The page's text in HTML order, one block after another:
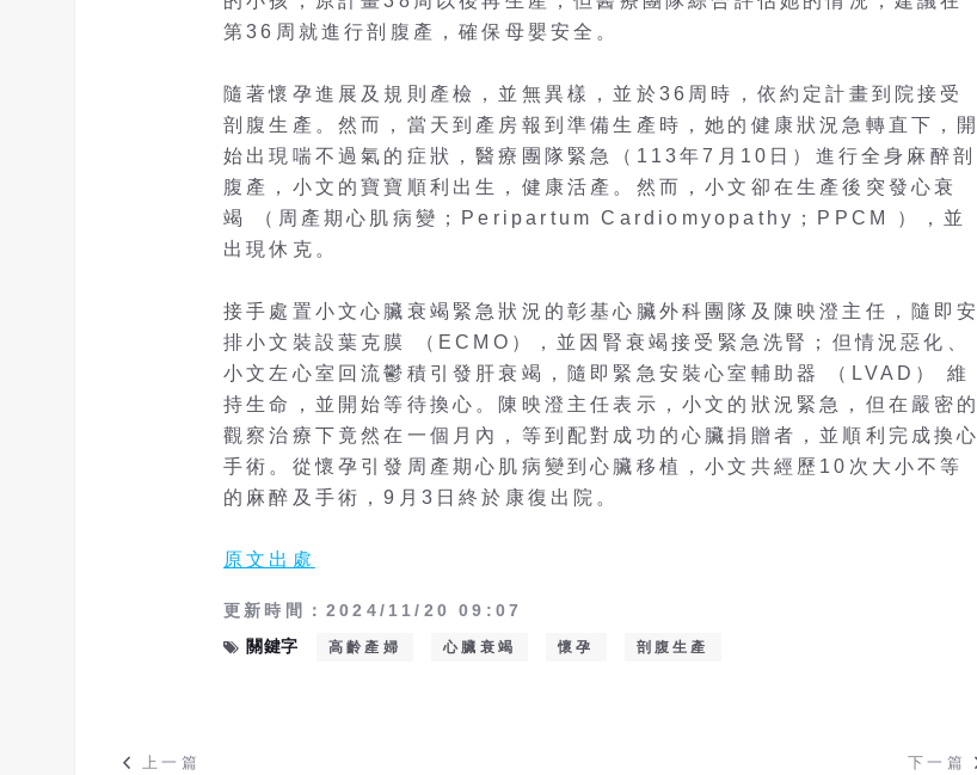
第36周就進行剖腹產，確保母嬰安全。
隨著懷孕進展及規則產檢，並無異樣，並於36周時，依約定計畫到院接受
剖腹生產。然而，當天到產房報到準備生產時，她的健康狀況急轉直下，開
始出現喘不過氣的症狀，醫療團隊緊急（113年7月10日）進行全身麻醉剖
腹產，小文的寶寶順利出生，健康活產。然而，小文卻在生產後突發心衰
竭 （周產期心肌病變；Peripartum Cardiomyopathy；PPCM ），並
出現休克。
接手處置小文心臟衰竭緊急狀況的彰基心臟外科團隊及陳映澄主任，隨即安
排小文裝設葉克膜 （ECMO），並因腎衰竭接受緊急洗腎；但情況惡化、
小文左心室回流鬱積引發肝衰竭，隨即緊急安裝心室輔助器 （LVAD） 維
持生命，並開始等待換心。陳映澄主任表示，小文的狀況緊急，但在嚴密的
觀察治療下竟然在一個月內，等到配對成功的心臟捐贈者，並順利完成換心
手術。從懷孕引發周產期心肌病變到心臟移植，小文共經歷10次大小不等
的麻醉及手術，9月3日終於康復出院。
原文出處
更新時間：2024/11/20 09:07
關鍵字
高齡產婦 心臟衰竭 懷孕 剖腹生產
上一篇 下一篇